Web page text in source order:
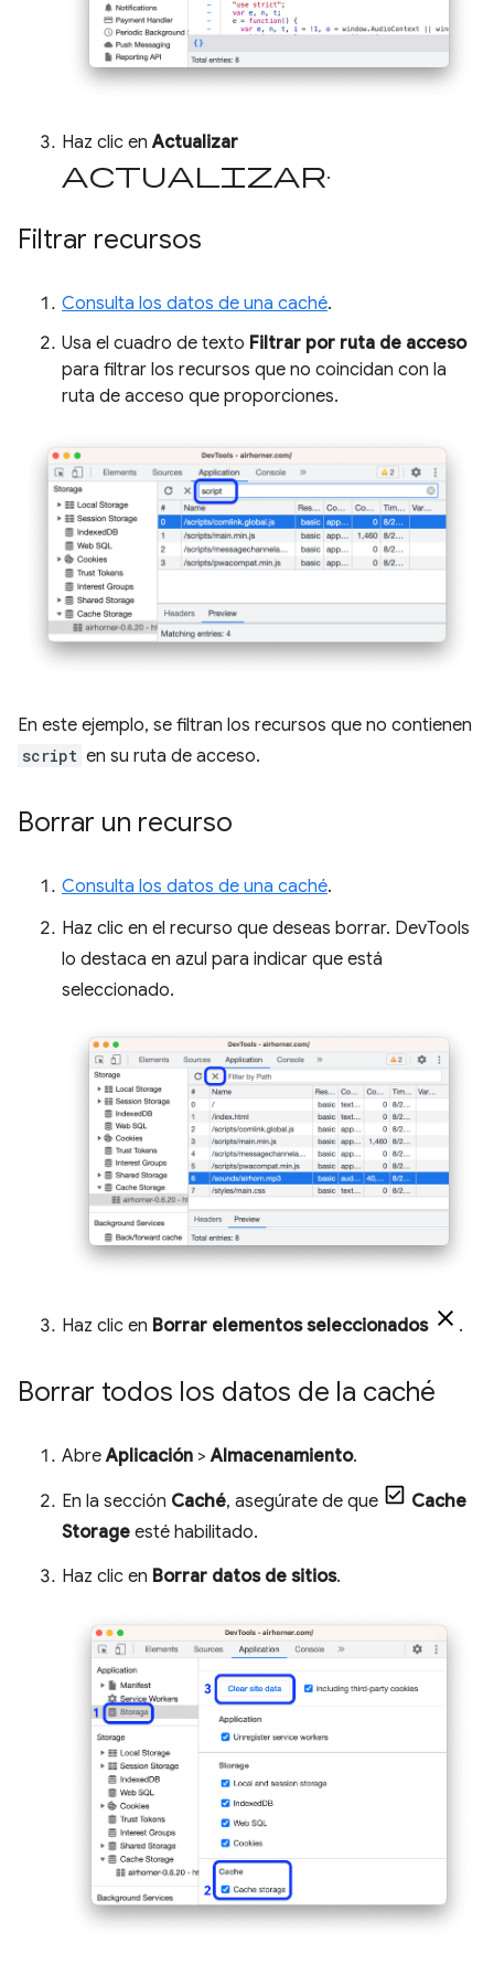
Haz clic enActualizar
actualizar.
Filtrar recursos
Consulta los datos de una caché.
Usa el cuadro de texto Filtrar por ruta de acceso
para filtrar los recursos que no coincidan con la
ruta de acceso que proporciones.
En este ejemplo, se filtran los recursos que no contienen
script en su ruta de acceso.
Borrar un recurso
Consulta los datos de una caché.
Haz clic en el recurso que deseas borrar. DevTools
lo destaca en azul para indicar que está
seleccionado.
Haz clic en Borrar elementos seleccionados .
Borrar todos los datos de la caché
AbreAplicación >Almacenamiento.
En la sección Caché, asegúrate de que
Cache
Storage esté habilitado.
Haz clic en Borrar datos de sitios.